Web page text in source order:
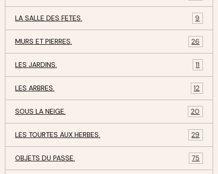
LA SALLE DES FETES. 9
MURS ET PIERRES. 26
LES JARDINS. 11
LES ARBRES. 12
SOUS LA NEIGE. 20
LES TOURTES AUX HERBES. 29
OBJETS DU PASSE. 75